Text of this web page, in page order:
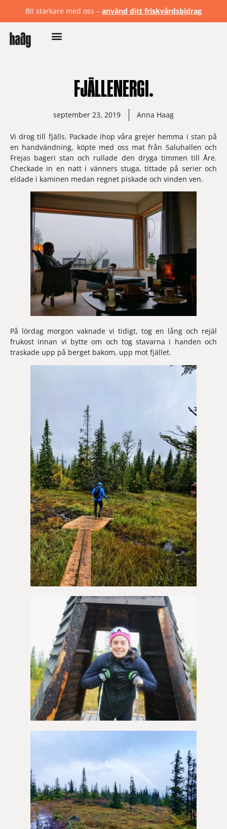
Bli starkare med oss – använd ditt friskvårdsbidrag
FJÄLLENERGI.
september 23, 2019 Anna Haag
Vi drog till fjälls. Packade ihop våra grejer hemma i stan på
en handvändning, köpte med oss mat från Saluhallen och
Frejas bageri stan och rullade den dryga timmen till Åre.
Checkade in en natt i vänners stuga, tittade på serier och
eldade i kaminen medan regnet piskade och vinden ven.
På lördag morgon vaknade vi tidigt, tog en lång och rejäl
frukost innan vi bytte om och tog stavarna i handen och
traskade upp på berget bakom, upp mot fjället.